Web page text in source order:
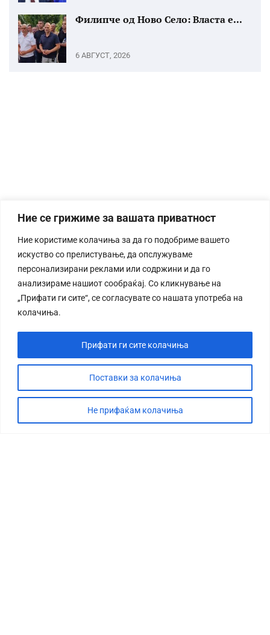
Ние се грижиме за вашата приватност
Ние користиме колачиња за да го подобриме вашето
искуство со прелистување, да опслужуваме
персонализирани реклами или содржини и да го
анализираме нашиот сообраќај. Со кликнување на
„Прифати ги сите“, се согласувате со нашата употреба на
колачиња.
Поставки за колачиња
Не прифаќам колачиња
Прифати ги сите колачиња
Филипче од Ново Село: Власта е...
6 АВГУСТ, 2026